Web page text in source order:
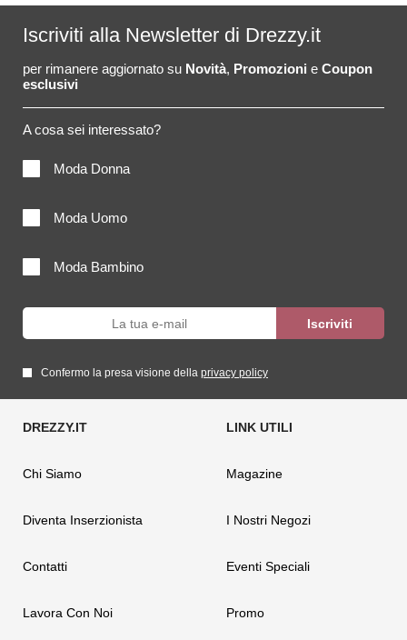
Iscriviti alla Newsletter di Drezzy.it
per rimanere aggiornato su Novità, Promozioni e Coupon
esclusivi
A cosa sei interessato?
Moda Donna
Moda Uomo
Moda Bambino
Confermo la presa visione della privacy policy
Chi Siamo
Diventa Inserzionista
Contatti
Lavora Con Noi
Magazine
I Nostri Negozi
Eventi Speciali
Promo